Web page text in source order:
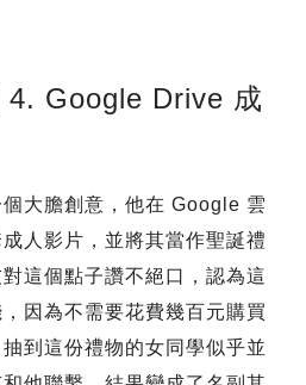
4. Google Drive 成
大膽創意，他在 Google 雲
人影片，並將其當作聖誕禮
這個點子讚不絕口，認為這
因為不需要花費幾百元購買
到這份禮物的女同學似乎並